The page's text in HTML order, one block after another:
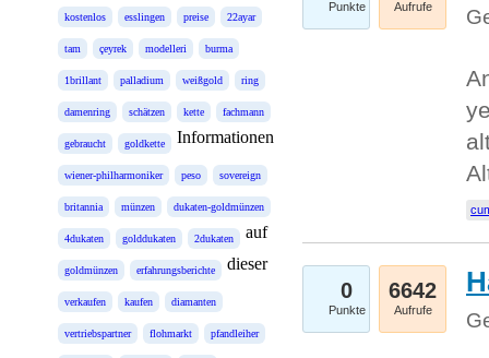
kostenlos esslingen preise 22ayar
tam çeyrek modelleri burma
1brillant palladium weißgold ring
damenring schätzen kette fachmann
gebraucht goldkette
wiener-philharmoniker peso sovereign
britannia münzen dukaten-goldmünzen
4dukaten golddukaten 2dukaten
goldmünzen erfahrungsberichte
verkaufen kaufen diamanten
vertriebspartner flohmarkt pfandleiher
Informationen
auf
dieser
Punkte Aufrufe
0
Punkte
6642
Aufrufe